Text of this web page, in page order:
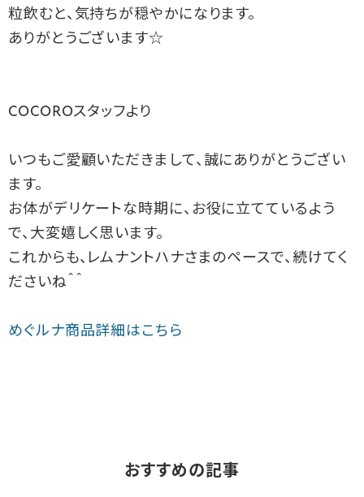
粒飲むと、気持ちが穏やかになります。
ありがとうございます☆
COCOROスタッフより
いつもご愛顧いただきまして、誠にありがとうござい
ます。
お体がデリケートな時期に、お役に立てているよう
で、大変嬉しく思います。
これからも、レムナントハナさまのペースで、続けてく
ださいね＾＾
めぐルナ商品詳細はこちら
おすすめの記事